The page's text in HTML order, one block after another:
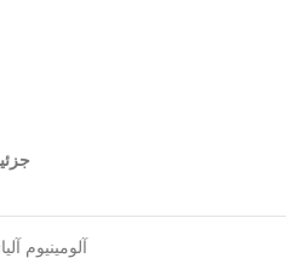
آلومینیوم آلیاژی ۶۰۶۳ (سبک، مقاوم در